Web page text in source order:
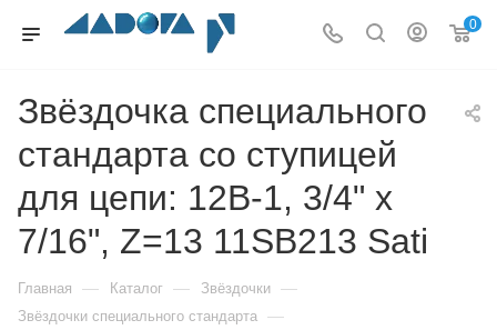
0
Звёздочка специального
стандарта со ступицей
для цепи: 12B-1, 3/4" x
7/16", Z=13 11SB213 Sati
Главная — Каталог — Звёздочки —
Звёздочки специального стандарта —